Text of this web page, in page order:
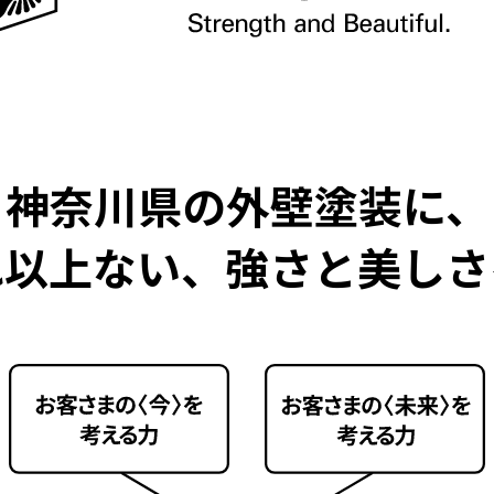
屋根修繕
ニュース
会社概要
神奈川県の外壁塗装に、
上ない、 強さと美し